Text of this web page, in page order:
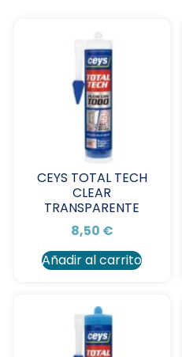
CEYS TOTAL TECH
CLEAR
TRANSPARENTE
8,50 €
Añadir al carrito